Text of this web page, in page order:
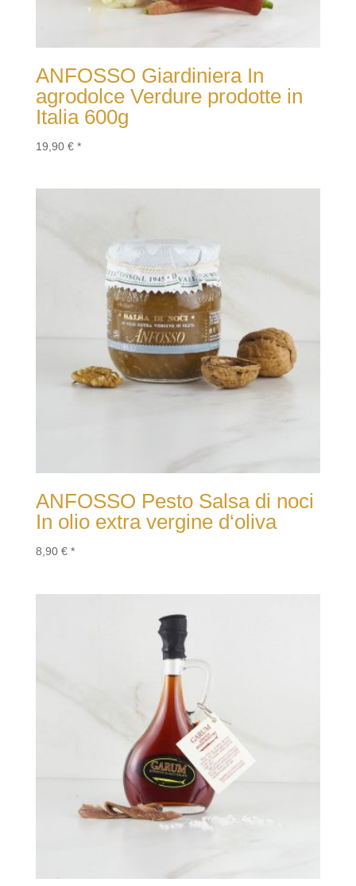
ANFOSSO Giardiniera In
agrodolce Verdure prodotte in
Italia 600g
19,90 € *
ANFOSSO Pesto Salsa di noci
In olio extra vergine d‘oliva
8,90 € *